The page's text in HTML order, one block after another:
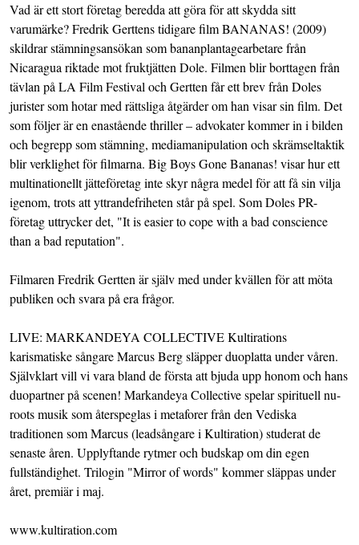
Vad är ett stort företag beredda att göra för att skydda sitt
varumärke? Fredrik Gerttens tidigare film BANANAS! (2009)
skildrar stämningsansökan som bananplantagearbetare från
Nicaragua riktade mot fruktjätten Dole. Filmen blir borttagen från
tävlan på LA Film Festival och Gertten får ett brev från Doles
jurister som hotar med rättsliga åtgärder om han visar sin film. Det
som följer är en enastående thriller – advokater kommer in i bilden
och begrepp som stämning, mediamanipulation och skrämseltaktik
blir verklighet för filmarna. Big Boys Gone Bananas! visar hur ett
multinationellt jätteföretag inte skyr några medel för att få sin vilja
igenom, trots att yttrandefriheten står på spel. Som Doles PR-
företag uttrycker det, "It is easier to cope with a bad conscience
than a bad reputation".
Filmaren Fredrik Gertten är själv med under kvällen för att möta
publiken och svara på era frågor.
LIVE: MARKANDEYA COLLECTIVE Kultirations
karismatiske sångare Marcus Berg släpper duoplatta under våren.
Självklart vill vi vara bland de första att bjuda upp honom och hans
duopartner på scenen! Markandeya Collective spelar spirituell nu-
roots musik som återspeglas i metaforer från den Vediska
traditionen som Marcus (leadsångare i Kultiration) studerat de
senaste åren. Upplyftande rytmer och budskap om din egen
fullständighet. Trilogin "Mirror of words" kommer släppas under
året, premiär i maj.
www.kultiration.com